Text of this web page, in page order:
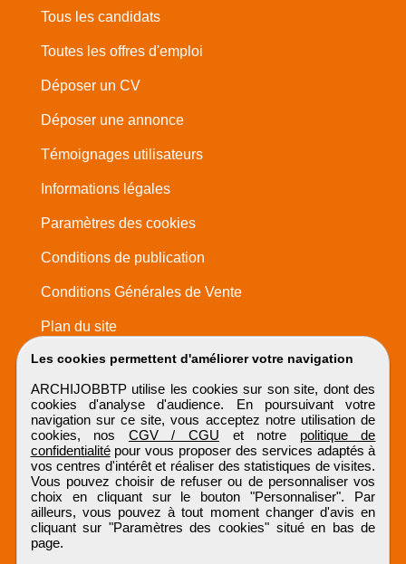
Les cookies permettent d'améliorer votre navigation
ARCHIJOBBTP utilise les cookies sur son site, dont des
cookies d'analyse d'audience. En poursuivant votre
navigation sur ce site, vous acceptez notre utilisation de
cookies, nos CGV / CGU et notre politique de
confidentialitépour vous proposer des services adaptés à
vos centres d'intérêt et réaliser des statistiques de visites.
Vous pouvez choisir de refuser ou de personnaliser vos
choix en cliquant sur le bouton "Personnaliser". Par
ailleurs, vous pouvez à tout moment changer d'avis en
cliquant sur "Paramètres des cookies" situé en bas de
page.
Tous les candidats
Toutes les offres d'emploi
Déposer un CV
Déposer une annonce
Témoignages utilisateurs
Informations légales
Paramètres des cookies
Conditions de publication
Conditions Générales de Vente
Plan du site